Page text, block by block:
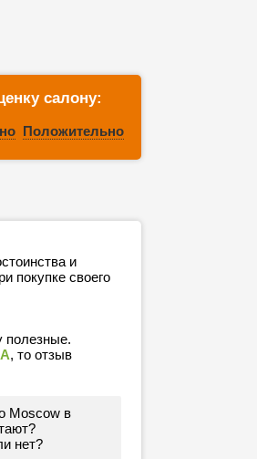
салону:
Положительно
и
покупке своего
полезные.
, то отзыв
Moscow в
нет?